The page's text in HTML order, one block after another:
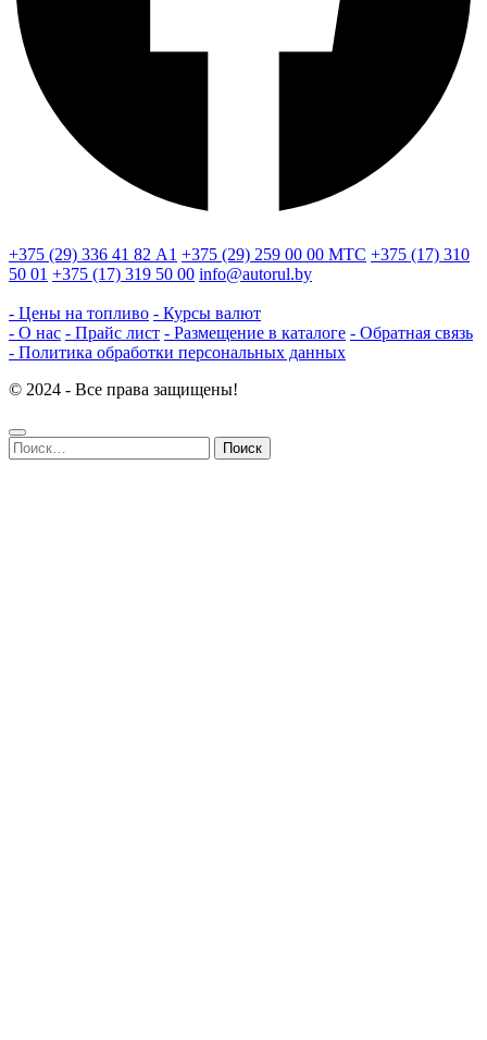
+375 (29) 336 41 82 А1 +375 (29) 259 00 00 МТС +375 (17) 310
50 01 +375 (17) 319 50 00 info@autorul.by
- Цены на топливо - Курсы валют
- О нас - Прайс лист - Размещение в каталоге - Обратная связь
- Политика обработки персональных данных
© 2024 - Все права защищены!
Найти: